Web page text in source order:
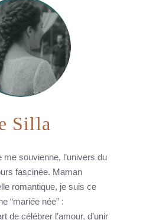
Silla
me souvienne, l’univers du
fascinée. Maman
romantique, je suis ce
“mariée née” :
de célébrer l’amour, d’unir